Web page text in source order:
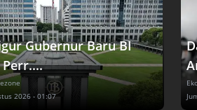
Gubernur Baru BI
2026 - 01:07